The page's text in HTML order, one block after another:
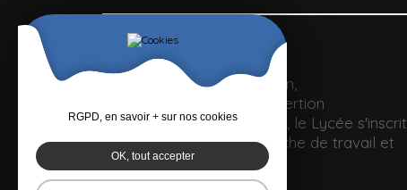
Un lycée polyvalent
Pour optimiser la formation,
l'accompagnement et l'insertion
professionnelle des jeunes, le Lycée s'inscrit
dans une véritable démarche de travail et
de partenariat.
RGPD, en savoir + sur nos cookies
OK, tout accepter